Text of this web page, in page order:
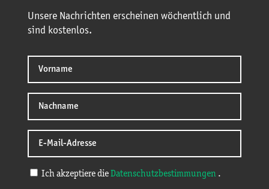
Unsere Nachrichten erscheinen wöchentlich und
sind kostenlos.
Ich akzeptiere die Datenschutzbestimmungen .